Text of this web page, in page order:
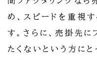
め、スピードを重視
す。さらに、売掛先に
たくないという方に